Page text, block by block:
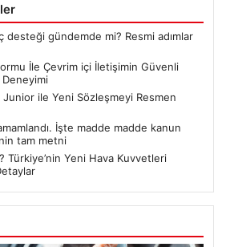
desteği gündemde mi? Resmi adımlar
İle Çevrim içi İletişimin Güvenli
ile Yeni Sözleşmeyi Resmen
İşte madde madde kanun
tam metni
Türkiye’nin Yeni Hava Kuvvetleri